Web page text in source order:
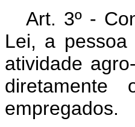
Art. 3º -
Lei, a
atividade
empregados.